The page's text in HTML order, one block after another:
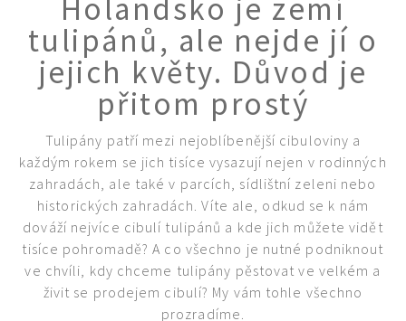
KVÍZY A TESTY
Holandsko je zemí
tulipánů, ale nejde jí o
jejich květy. Důvod je
přitom prostý
Tulipány patří mezi nejoblíbenější cibuloviny a
každým rokem se jich tisíce vysazují nejen v rodinných
zahradách, ale také v parcích, sídlištní zeleni nebo
historických zahradách. Víte ale, odkud se k nám
dováží nejvíce cibulí tulipánů a kde jich můžete vidět
tisíce pohromadě? A co všechno je nutné podniknout
ve chvíli, kdy chceme tulipány pěstovat ve velkém a
živit se prodejem cibulí? My vám tohle všechno
prozradíme.